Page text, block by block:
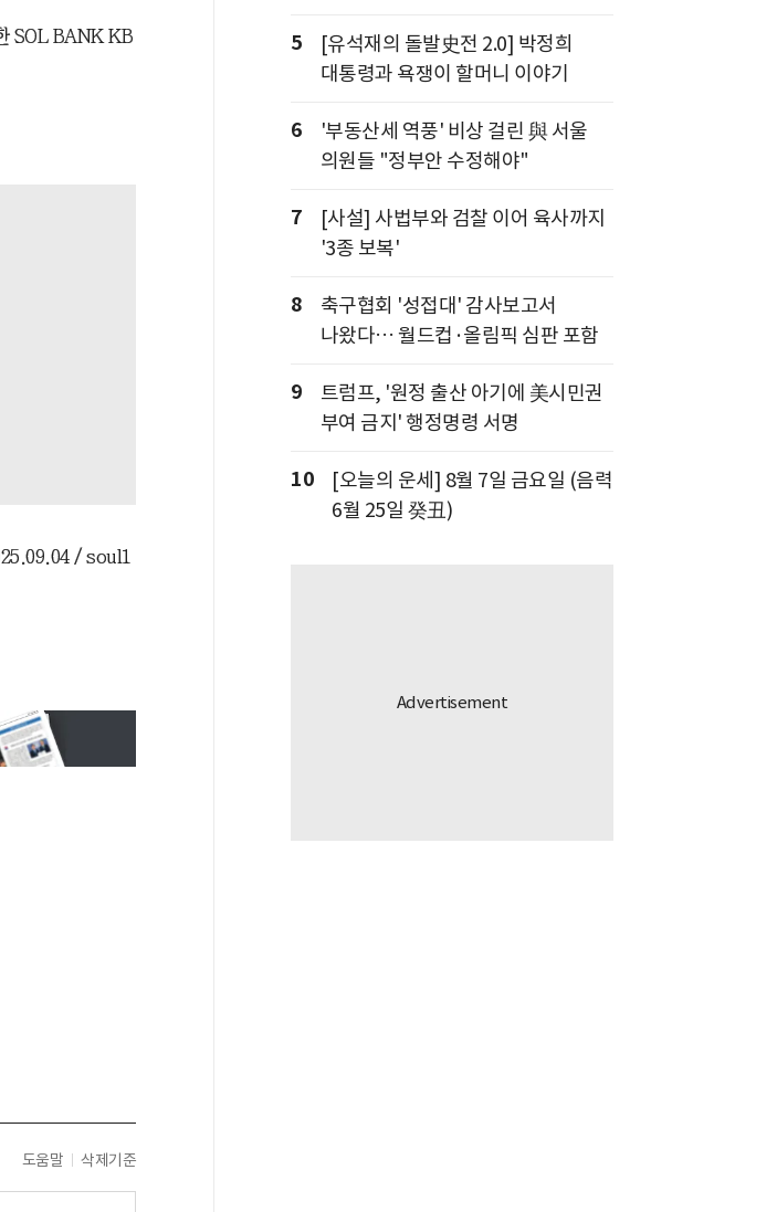
SOL BANK KB
/ soul1
도움말 삭제기준
5
[유석재의 돌발史전 2.0] 박정희
대통령과 욕쟁이 할머니 이야기
6
'부동산세 역풍' 비상 걸린 與 서울
의원들 "정부안 수정해야"
7
[사설] 사법부와 검찰 이어 육사까지
'3종 보복'
8
축구협회 '성접대' 감사보고서
나왔다… 월드컵·올림픽 심판 포함
9
트럼프, '원정 출산 아기에 美시민권
부여 금지' 행정명령 서명
10
[오늘의 운세] 8월 7일 금요일 (음력
6월 25일 癸丑)